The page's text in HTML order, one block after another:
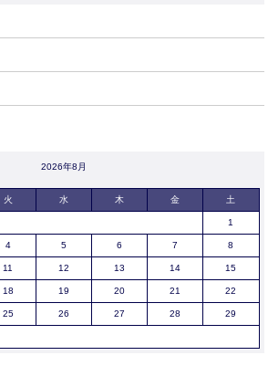
2026年8月
火 水 木 金 土
1
4 5 6 7 8
11 12 13 14 15
18 19 20 21 22
25 26 27 28 29